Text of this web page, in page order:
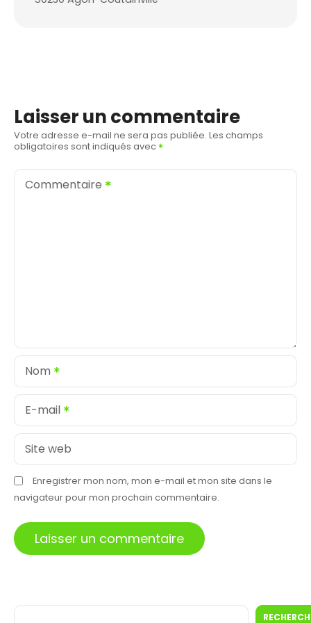
Laisser un commentaire
Votre adresse e-mail ne sera pas publiée. Les champs
obligatoires sont indiqués avec
Commentaire
Nom
E-mail
Site web
Enregistrer mon nom, mon e-mail et mon site dans le
navigateur pour mon prochain commentaire.